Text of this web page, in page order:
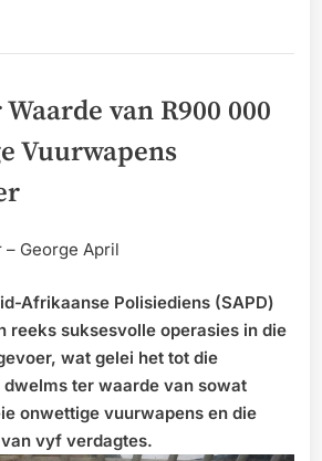
van R900 000
Vuurwapens
– George April
Afrikaanse Polisiediens (SAPD)
reeks suksesvolle operasies in die
wat gelei het tot die
ter waarde van sowat
onwettige vuurwapens en die
vyf verdagtes.